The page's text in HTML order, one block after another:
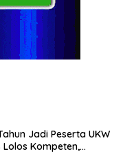
Jadi Peserta UKW
Kompeten,